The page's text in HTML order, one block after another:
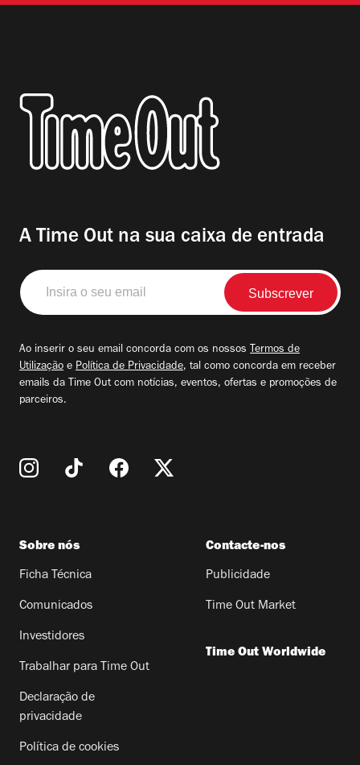
A Time Out na sua caixa de entrada
Insira
o
seu
Ao inserir o seu email concorda com os nossos Termos de
Utilização e Política de Privacidade, tal como concorda em receber
emails da Time Out com notícias, eventos, ofertas e promoções de
parceiros.
Sobre nós
Ficha Técnica
Comunicados
Investidores
Trabalhar para Time Out
Declaração de
privacidade
Política de cookies
Contacte-nos
Publicidade
Time Out Market
Time Out Worldwide